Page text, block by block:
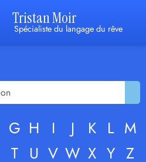
Tristan Moir
Spécialiste du langage du rêve
G H I J K L M
T U V W X Y Z